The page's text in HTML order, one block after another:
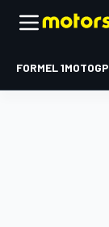
FORMEL 1MOTOGP